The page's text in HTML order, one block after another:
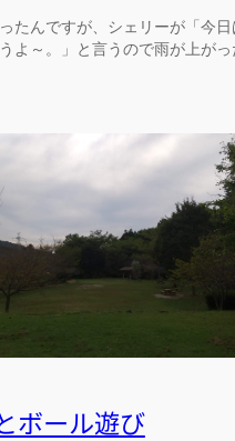
たんですが、シェリーが「今
よ～。」と言うので雨が上がっ
ボール遊び